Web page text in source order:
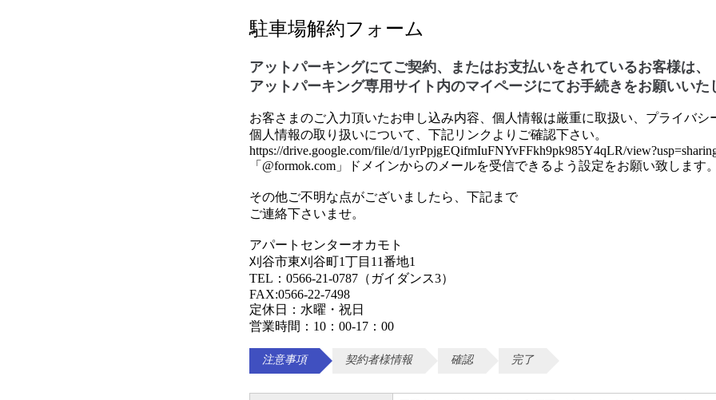
駐車場解約フォーム
アットパーキングにてご契約、またはお支払いをされているお客様は、
アットパーキング専用サイト内のマイページにてお手続きをお願いいた
お客さまのご入力頂いたお申し込み内容、個人情報は厳重に取扱い、プライバシ
個人情報の取り扱いについて、下記リンクよりご確認下さい。
https://drive.google.com/file/d/1yrPpjgEQifmIuFNYvFFkh9pk985Y4qLR/
「@formok.com」ドメインからのメールを受信できるよう設定をお願い致します
その他ご不明な点がございましたら、下記まで
ご連絡下さいませ。
アパートセンターオカモト
刈谷市東刈谷町1丁目11番地1
TEL：0566-21-0787（ガイダンス3）
FAX:0566-22-7498
定休日：水曜・祝日
営業時間：10：00-17：00
注意事項 契約者様情報 確認 完了